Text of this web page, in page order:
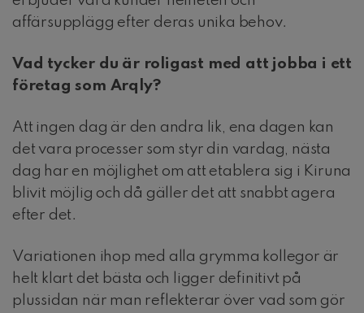
affärsupplägg efter deras unika behov.
Vad tycker du är roligast med att jobba i ett
företag som Arqly?
Att ingen dag är den andra lik, ena dagen kan
det vara processer som styr din vardag, nästa
dag har en möjlighet om att etablera sig i Kiruna
blivit möjlig och då gäller det att snabbt agera
efter det.
Variationen ihop med alla grymma kollegor är
helt klart det bästa och ligger definitivt på
plussidan när man reflekterar över vad som gör